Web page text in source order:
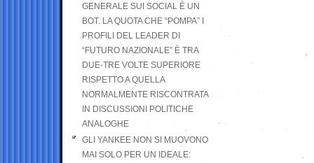
GENERALE SUI SOCIAL È UN
BOT. LA QUOTA CHE “POMPA” I
PROFILI DEL LEADER DI
“FUTURO NAZIONALE” È TRA
DUE-TRE VOLTE SUPERIORE
RISPETTO A QUELLA
NORMALMENTE RISCONTRATA
IN DISCUSSIONI POLITICHE
ANALOGHE
GLI YANKEE NON SI MUOVONO
MAI SOLO PER UN IDEALE: